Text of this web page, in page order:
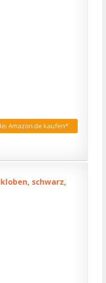
Amazon.de kaufen*
schwarz,